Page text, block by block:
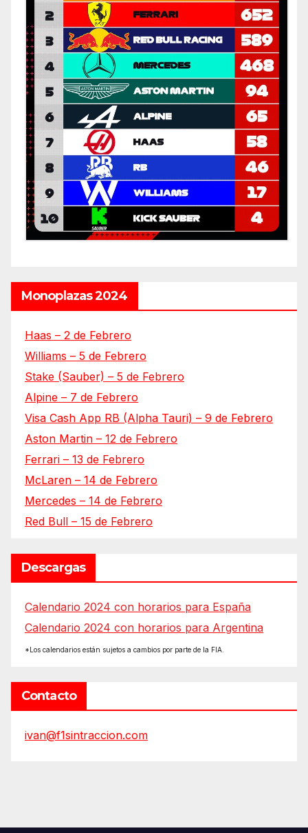
Monoplazas 2024
Haas – 2 de Febrero
Williams – 5 de Febrero
Stake (Sauber) – 5 de Febrero
Alpine – 7 de Febrero
Visa Cash App RB (Alpha Tauri) – 9 de Febrero
Aston Martin – 12 de Febrero
Ferrari – 13 de Febrero
McLaren – 14 de Febrero
Mercedes – 14 de Febrero
Red Bull – 15 de Febrero
Descargas
Calendario 2024 con horarios para España
Calendario 2024 con horarios para Argentina
*Los calendarios están sujetos a cambios por parte de la FIA.
Contacto
ivan@f1sintraccion.com